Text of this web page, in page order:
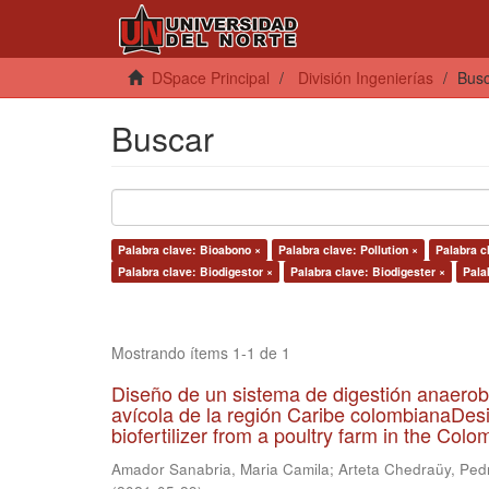
DSpace Principal División Ingenierías
Buscar
Palabra clave: Bioabono × Palabra clave: Pollution × Palabra
Palabra clave: Biodigestor ×
Palabra clave: Biodigester ×
Mostrando ítems 1-1 de 1
Diseño de un sistema de digestión
avícola de la región Caribe
biofertilizer from a poultry farm in the
Amador Sanabria, Maria Camila; Arteta Chedraüy,